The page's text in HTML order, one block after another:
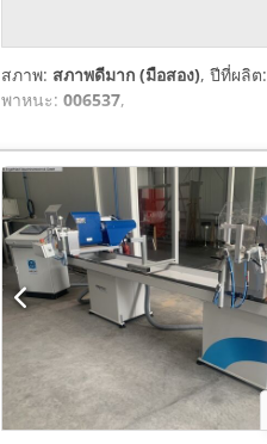
สภาพ: สภาพดีมาก (มือสอง), ปีที่ผลิต:
พาหนะ: 006537,